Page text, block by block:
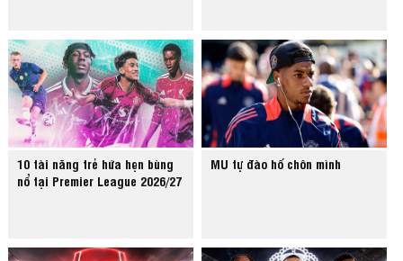
10 tài năng trẻ hứa hẹn bùng
nổ tại Premier League 2026/27
MU tự đào hố chôn mình